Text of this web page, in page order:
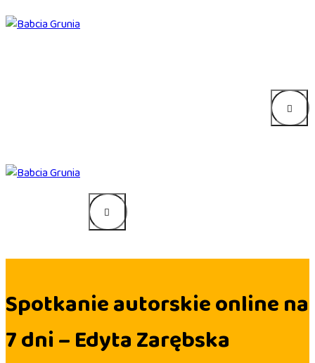
Spotkanie autorskie online na
7 dni – Edyta Zarębska